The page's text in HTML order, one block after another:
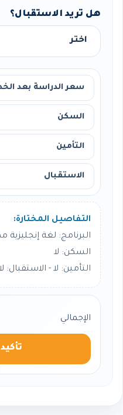
هل تريد الاستقبال؟
سعر الدراسة بعد
السكن
التأمين
الاستقبال
التفاصيل المختارة:
البرنامج: لغة إنجليزية مكثفة
السكن: لا
التأمين: لا - الاستقبال:
الإجمالي